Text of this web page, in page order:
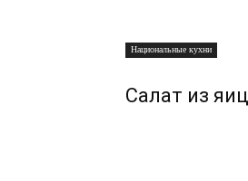
Национальные кухни
Салат из